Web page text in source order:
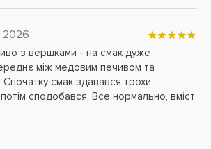
2026
з вершками - на смак дуже
між медовим печивом та
смак здавався трохи
сподобався. Все нормально, вміст